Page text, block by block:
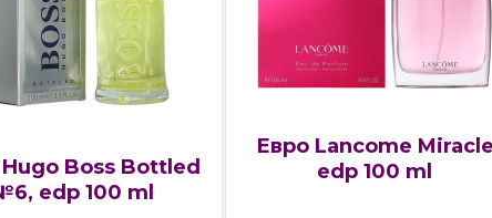
Boss Bottled
edp 100 ml
Евро Lancome Miracle
edp 100 ml